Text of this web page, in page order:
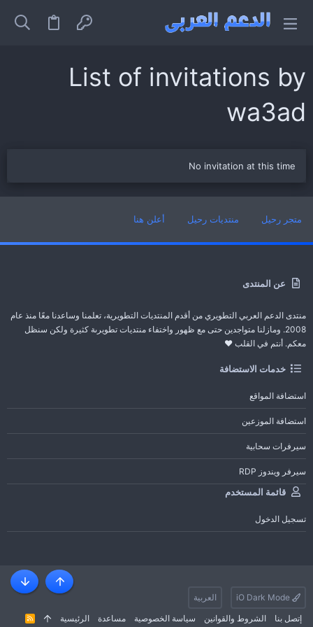
List of invitations by
wa3ad
No invitation at this time
عن المنتدى
منتدى الدعم العربي التطويري من أقدم المنتديات التطويرية، تعلمنا وساعدنا معًا منذ عام
2008. ومازلنا متواجدين حتى مع ظهور واختفاء منتديات تطويرىة كثيرة ولكن سنظل
معكم. أنتم في القلب ❤️
خدمات الاستضافة
استضافة المواقع
استضافة الموزعين
سيرفرات سحابية
سيرفر ويندوز RDP
قائمة المستخدم
تسجيل الدخول
متجر رحيل منتديات رحيل أعلن هنا
العربية
إتصل بنا
الشروط والقوانين سياسة الخصوصية مساعدة الرئيسية
R
أعلى أسفل